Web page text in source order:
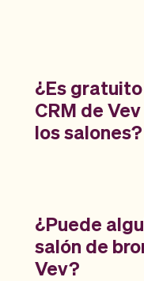
¿Es
CRM de
los salones?
¿Puede
salón de
Vev?